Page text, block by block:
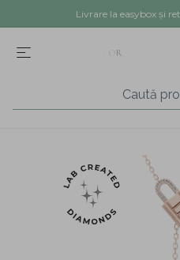
Livrare la easybox și